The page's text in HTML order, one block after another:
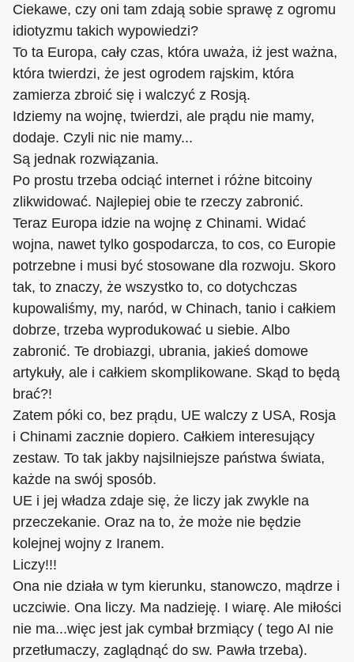
Ciekawe, czy oni tam zdają sobie sprawę z ogromu
idiotyzmu takich wypowiedzi?
To ta Europa, cały czas, która uważa, iż jest ważna,
która twierdzi, że jest ogrodem rajskim, która
zamierza zbroić się i walczyć z Rosją.
Idziemy na wojnę, twierdzi, ale prądu nie mamy,
dodaje. Czyli nic nie mamy...
Są jednak rozwiązania.
Po prostu trzeba odciąć internet i różne bitcoiny
zlikwidować. Najlepiej obie te rzeczy zabronić.
Teraz Europa idzie na wojnę z Chinami. Widać
wojna, nawet tylko gospodarcza, to cos, co Europie
potrzebne i musi być stosowane dla rozwoju. Skoro
tak, to znaczy, że wszystko to, co dotychczas
kupowaliśmy, my, naród, w Chinach, tanio i całkiem
dobrze, trzeba wyprodukować u siebie. Albo
zabronić. Te drobiazgi, ubrania, jakieś domowe
artykuły, ale i całkiem skomplikowane. Skąd to będą
brać?!
Zatem póki co, bez prądu, UE walczy z USA, Rosja
i Chinami zacznie dopiero. Całkiem interesujący
zestaw. To tak jakby najsilniejsze państwa świata,
każde na swój sposób.
UE i jej władza zdaje się, że liczy jak zwykle na
przeczekanie. Oraz na to, że może nie będzie
kolejnej wojny z Iranem.
Liczy!!!
Ona nie działa w tym kierunku, stanowczo, mądrze i
uczciwie. Ona liczy. Ma nadzieję. I wiarę. Ale miłości
nie ma...więc jest jak cymbał brzmiący ( tego AI nie
przetłumaczy, zaglądnąć do sw. Pawła trzeba).